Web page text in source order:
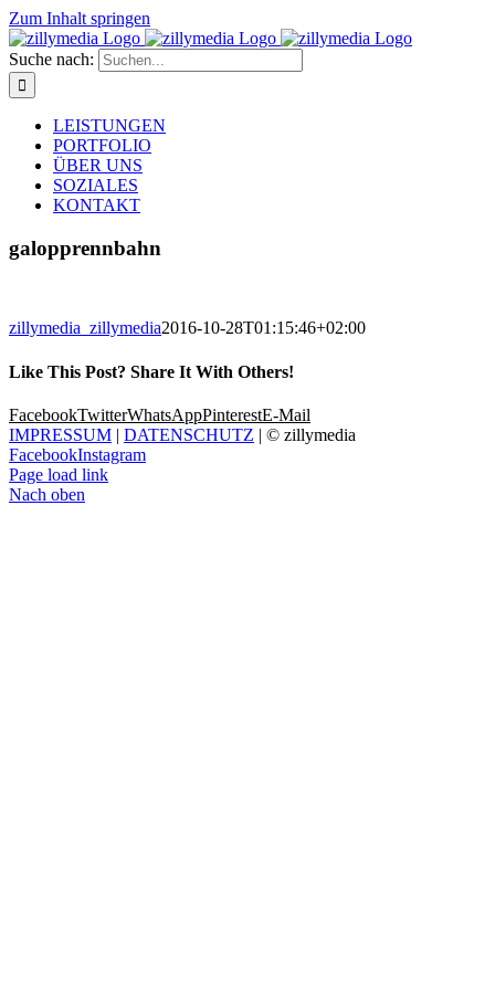
Zum Inhalt springen
Suche nach:
LEISTUNGEN
PORTFOLIO
ÜBER UNS
SOZIALES
KONTAKT
galopprennbahn
zillymedia_zillymedia2016-10-28T01:15:46+02:00
Like This Post? Share It With Others!
FacebookTwitterWhatsAppPinterestE-Mail
IMPRESSUM | DATENSCHUTZ | © zillymedia
FacebookInstagram
Page load link
Nach oben